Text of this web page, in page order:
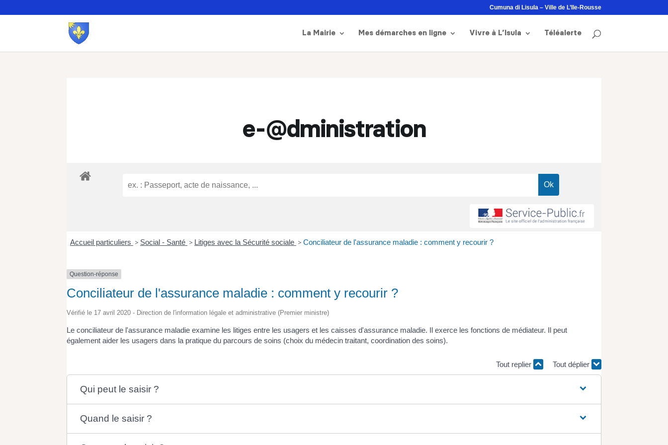
Cumuna di Lisula – Ville de L’Ile-Rousse
La Mairie Mes démarches en ligne Vivre à L’Isula Téléalerte
e-@dministration
Accueil particuliers > Social - Santé > Litiges avec la Sécurité sociale > Conciliateur de l'assurance maladie : comment y recourir ?
Question-réponse
Conciliateur de l'assurance maladie : comment y recourir ?
Vérifié le 17 avril 2020 - Direction de l'information légale et administrative (Premier ministre)
Le conciliateur de l'assurance maladie examine les litiges entre les usagers et les caisses d'assurance maladie. Il exerce les fonctions de médiateur. Il peut
également aider les usagers dans la pratique du parcours de soins (choix du médecin traitant, coordination des soins).
Tout replier Tout déplier
Qui peut le saisir ?
Quand le saisir ?